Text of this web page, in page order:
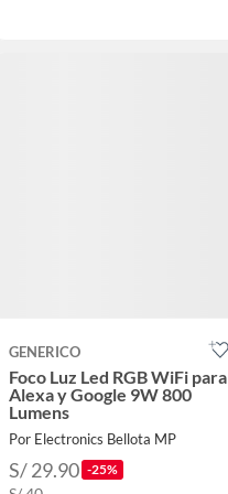
GENERICO
Foco Luz Led RGB WiFi para
Alexa y Google 9W 800
Lumens
Por Electronics Bellota MP
S/ 29.90 -25%